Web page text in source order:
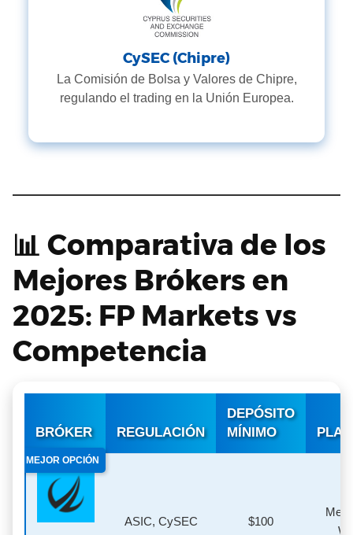
CySEC (Chipre)
La Comisión de Bolsa y Valores de Chipre,
regulando el trading en la Unión Europea.
📊 Comparativa de los
Mejores Brókers en
2025: FP Markets vs
Competencia
BRÓKER REGULACIÓN
DEPÓSITO
MÍNIMO
MEJOR OPCIÓN
ASIC, CySEC $100